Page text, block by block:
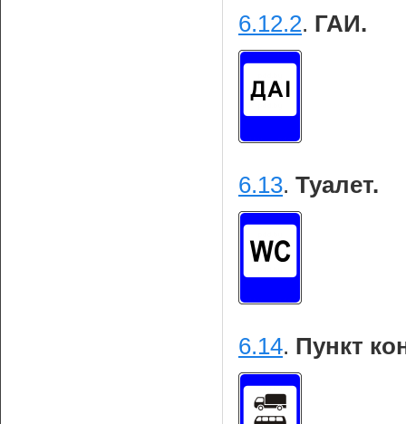
6.12.2. ГАИ.
6.13. Туалет.
6.14. Пункт